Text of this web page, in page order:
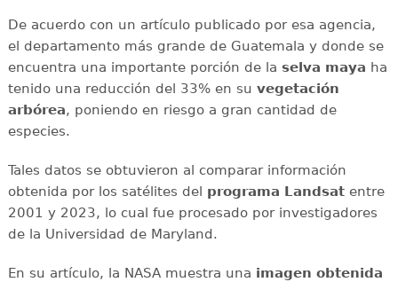
De acuerdo con un artículo publicado por esa agencia,
el departamento más grande de Guatemala y donde se
encuentra una importante porción de la selva maya ha
tenido una reducción del 33% en su vegetación
arbórea, poniendo en riesgo a gran cantidad de
especies.
Tales datos se obtuvieron al comparar información
obtenida por los satélites del programa Landsatentre
2001 y 2023, lo cual fue procesado por investigadores
de la Universidad de Maryland.
En su artículo, la NASA muestra una imagen obtenida